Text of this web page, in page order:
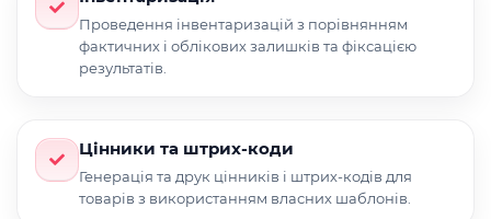
Проведення інвентаризацій з порівнянням
фактичних і облікових залишків та фіксацією
результатів.
Цінники та штрих-коди
Генерація та друк цінників і штрих-кодів для
товарів з використанням власних шаблонів.